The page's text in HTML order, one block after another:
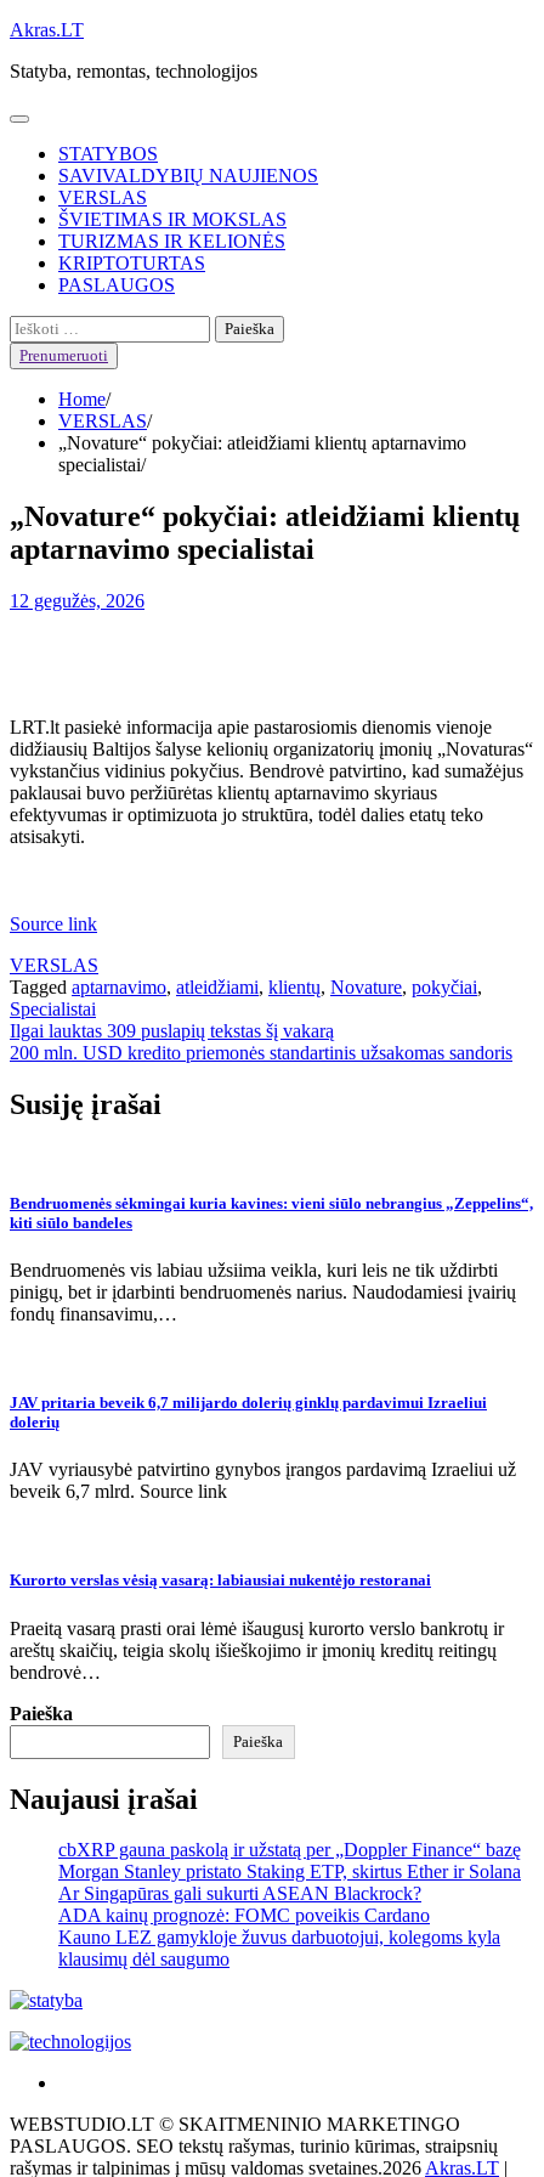
Skip
content
Akras.LT
Statyba, remontas, technologijos
STATYBOS
SAVIVALDYBIŲ NAUJIENOS
VERSLAS
ŠVIETIMAS IR MOKSLAS
TURIZMAS IR KELIONĖS
KRIPTOTURTAS
PASLAUGOS
Ieškoti:
Prenumeruoti
Home
VERSLAS
„Novature“ pokyčiai: atleidžiami klientų aptarnavimo
specialistai
„Novature“ pokyčiai: atleidžiami klientų
aptarnavimo specialistai
12 gegužės, 2026
LRT.lt pasiekė informacija apie pastarosiomis dienomis vienoje
didžiausių Baltijos šalyse kelionių organizatorių įmonių „Novaturas“
vykstančius vidinius pokyčius. Bendrovė patvirtino, kad sumažėjus
paklausai buvo peržiūrėtas klientų aptarnavimo skyriaus
efektyvumas ir optimizuota jo struktūra, todėl dalies etatų teko
atsisakyti.
Source link
VERSLAS
Tagged aptarnavimo, atleidžiami, klientų, Novature, pokyčiai,
Specialistai
Navigacija
tarp
įrašų
Ilgai lauktas 309 puslapių tekstas šį vakarą
200 mln. USD kredito priemonės standartinis užsakomas sandoris
Susiję įrašai
Bendruomenės sėkmingai kuria kavines: vieni siūlo nebrangius „Zeppelins“,
kiti siūlo bandeles
Bendruomenės vis labiau užsiima veikla, kuri leis ne tik uždirbti
pinigų, bet ir įdarbinti bendruomenės narius. Naudodamiesi įvairių
fondų finansavimu,…
JAV pritaria beveik 6,7 milijardo dolerių ginklų pardavimui Izraeliui
dolerių
JAV vyriausybė patvirtino gynybos įrangos pardavimą Izraeliui už
beveik 6,7 mlrd. Source link
Kurorto verslas vėsią vasarą: labiausiai nukentėjo restoranai
Praeitą vasarą prasti orai lėmė išaugusį kurorto verslo bankrotų ir
areštų skaičių, teigia skolų išieškojimo ir įmonių kreditų reitingų
bendrovė…
Paieška
Paieška
Naujausi įrašai
cbXRP gauna paskolą ir užstatą per „Doppler Finance“ bazę
Morgan Stanley pristato Staking ETP, skirtus Ether ir Solana
Ar Singapūras gali sukurti ASEAN Blackrock?
ADA kainų prognozė: FOMC poveikis Cardano
Kauno LEZ gamykloje žuvus darbuotojui, kolegoms kyla
klausimų dėl saugumo
tai
žemės
ploto
WEBSTUDIO.LT © SKAITMENINIO MARKETINGO
PASLAUGOS. SEO tekstų rašymas, turinio kūrimas, straipsnių
rašymas ir talpinimas į mūsų valdomas svetaines.2026Akras.LT